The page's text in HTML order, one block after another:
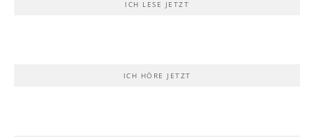
ICH LESE JETZT
ICH HÖRE JETZT